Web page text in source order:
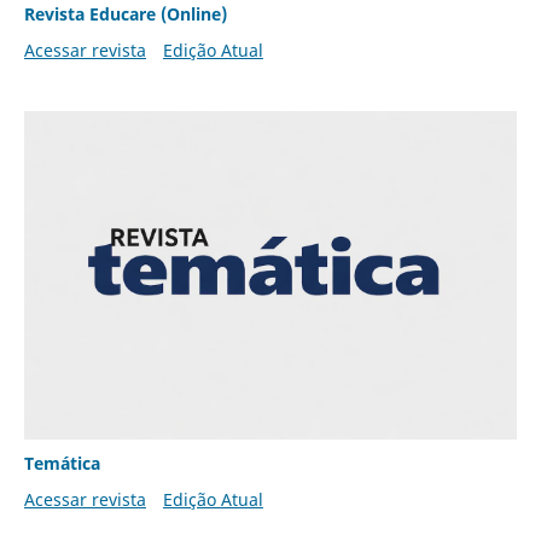
Revista Educare (Online)
Acessar revista
Edição Atual
Temática
Acessar revista
Edição Atual